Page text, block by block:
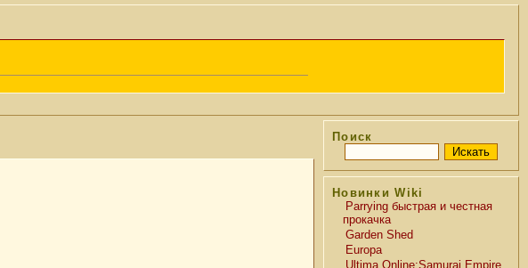
Поиск
Новинки Wiki
Parrying быстрая и честная
прокачка
Garden Shed
Europa
Ultima Online:Samurai Empire